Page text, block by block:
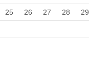
25 26 27 28 29